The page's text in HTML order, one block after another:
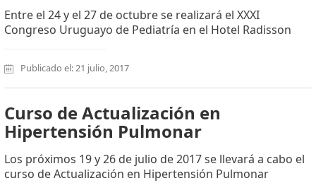
Entre el 24 y el 27 de octubre se realizará el XXXI
Congreso Uruguayo de Pediatría en el Hotel Radisson
Publicado el: 21 julio, 2017
Curso de Actualización en
Hipertensión Pulmonar
Los próximos 19 y 26 de julio de 2017 se llevará a cabo el
curso de Actualización en Hipertensión Pulmonar